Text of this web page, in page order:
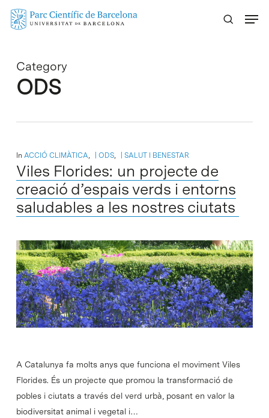
Skip
Category
ODS
In ACCIÓ CLIMÀTICA, ODS, SALUT I BENESTAR
Viles Florides: un projecte de
creació d’espais verds i entorns
saludables a les nostres ciutats
A Catalunya fa molts anys que funciona el moviment Viles
Florides. És un projecte que promou la transformació de
pobles i ciutats a través del verd urbà, posant en valor la
biodiversitat animal i vegetal i…